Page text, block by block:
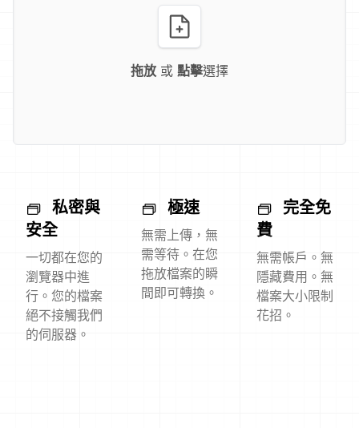
拖放 或 點擊選擇
私密與
安全
一切都在您的
瀏覽器中進
行。您的檔案
絕不接觸我們
的伺服器。
極速
無需上傳，無
需等待。在您
拖放檔案的瞬
間即可轉換。
完全免
費
無需帳戶。無
隱藏費用。無
檔案大小限制
花招。